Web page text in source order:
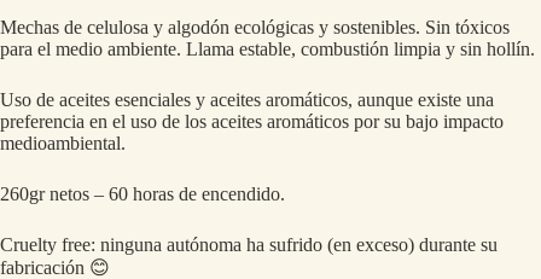
Mechas de celulosa y algodón ecológicas y sostenibles. Sin tóxicos
para el medio ambiente. Llama estable, combustión limpia y sin hollín.
Uso de aceites esenciales y aceites aromáticos, aunque existe una
preferencia en el uso de los aceites aromáticos por su bajo impacto
medioambiental.
260gr netos – 60 horas de encendido.
Cruelty free: ninguna autónoma ha sufrido (en exceso) durante su
fabricación 😊